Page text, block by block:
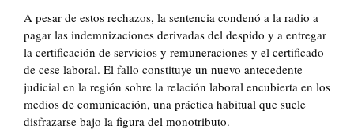
A pesar de estos rechazos, la sentencia condenó a la radio a
pagar las indemnizaciones derivadas del despido y a entregar
la certificación de servicios y remuneraciones y el certificado
de cese laboral. El fallo constituye un nuevo antecedente
judicial en la región sobre la relación laboral encubierta en los
medios de comunicación, una práctica habitual que suele
disfrazarse bajo la figura del monotributo.